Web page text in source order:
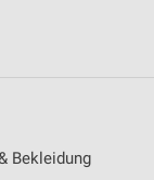
Bekleidung